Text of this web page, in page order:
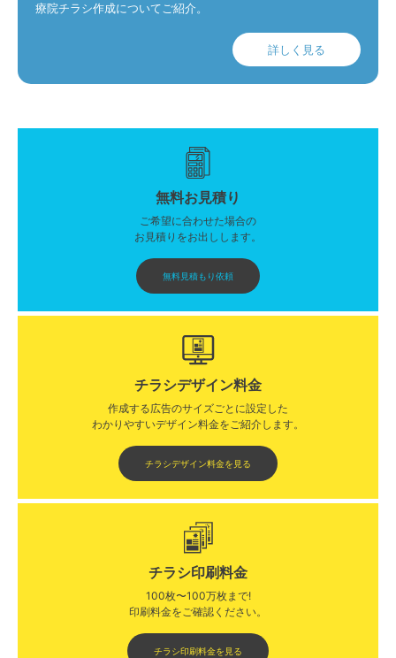
療院チラシ作成についてご紹介。
詳しく見る
無料お見積り
ご希望に合わせた場合の
お見積りをお出しします。
無料見積もり依頼
チラシデザイン料金
作成する広告のサイズごとに設定した
わかりやすいデザイン料金をご紹介します。​​
チラシデザイン料金を見る
チラシ印刷料金
100枚〜100万枚まで!
印刷料金をご確認ください。​
チラシ印刷料金を見る